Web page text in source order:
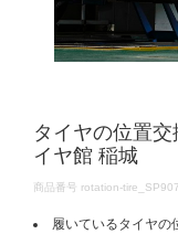
タイヤの位置
イヤ館 稲城
DETAILS
商品番号 rotation-
履いているタイヤの